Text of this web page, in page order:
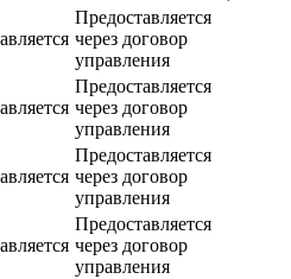
Предоставляется
через договор
управления
Предоставляется
через договор
управления
Предоставляется
через договор
управления
Предоставляется
через договор
управления